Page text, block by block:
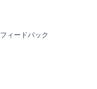
フィードバック